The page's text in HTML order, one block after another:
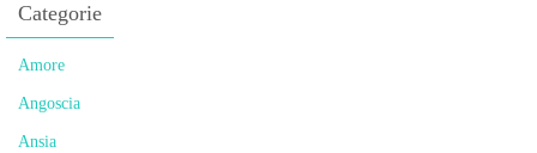
Categorie
Amore
Angoscia
Ansia